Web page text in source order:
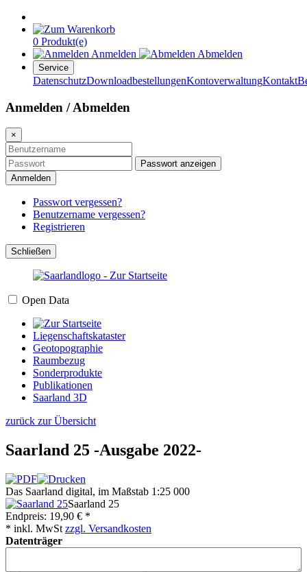
0 Produkt(e)
Anmelden
Abmelden
Service
DatenschutzDownloadbestellungenKontoverwaltungKontakt
Anmelden / Abmelden
×
Passwort anzeigen
Anmelden
Passwort vergessen?
Benutzername vergessen?
Registrieren
Schließen
Open Data
Liegenschaftskataster
Geotopographie
Raumbezug
Sonderprodukte
Publikationen
Saarland 3D
zurück zur Übersicht
Saarland 25 -Ausgabe 2022-
Das Saarland digital, im Maßstab 1:25 000
Saarland 25
Endpreis: 19,90 € *
* inkl. MwSt zzgl. Versandkosten
Datenträger